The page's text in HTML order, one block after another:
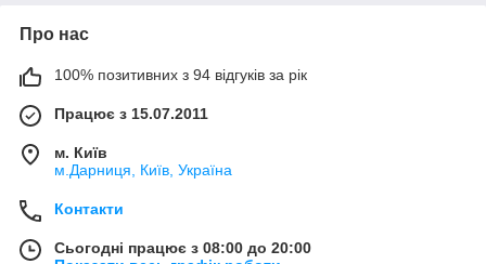
Про нас
100% позитивних з 94 відгуків за рік
Працює з 15.07.2011
м. Київ
м.Дарниця, Київ, Україна
Контакти
Сьогодні працює з 08:00 до 20:00